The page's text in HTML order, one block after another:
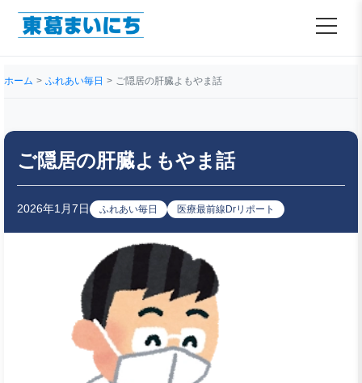
ホーム ふれあい毎日 ご隠居の肝臓よもやま話
ご隠居の肝臓よもやま話
2026年1月7日 ふれあい毎日 医療最前線Drリポート